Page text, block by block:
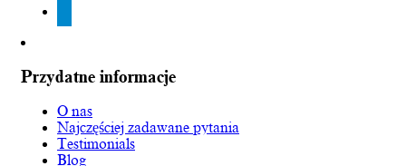
Przydatne informacje
O nas
Najczęściej zadawane pytania
Testimonials
Blog